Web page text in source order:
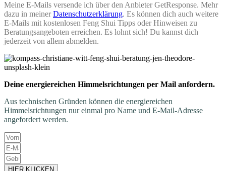
Meine E-Mails versende ich über den Anbieter GetResponse. Mehr
dazu in meinerDatenschutzerklärung. Es können dich auch weitere
E-Mails mit kostenlosen Feng Shui Tipps oder Hinweisen zu
Beratungsangeboten erreichen. Es lohnt sich! Du kannst dich
jederzeit von allem abmelden.
Deine energiereichen Himmelsrichtungen per Mail anfordern.
Aus technischen Gründen können die energiereichen
Himmelsrichtungen nur einmal pro Name und E-Mail-Adresse
angefordert werden.
HIER KLICKEN